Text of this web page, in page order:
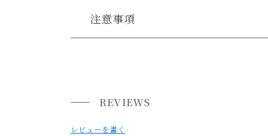
送料について
注意事項
独特な空気感や素材感を出す為に、生産工程上
REVIEWS
レビューを書く